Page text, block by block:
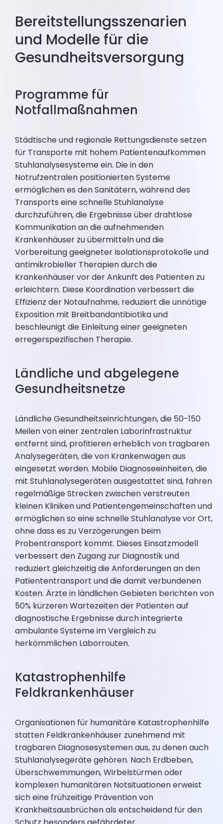
Bereitstellungsszenarien
und Modelle für die
Gesundheitsversorgung
Programme für
Notfallmaßnahmen
Städtische und regionale Rettungsdienste setzen
für Transporte mit hohem Patientenaufkommen
Stuhlanalysesysteme ein. Die in den
Notrufzentralen positionierten Systeme
ermöglichen es den Sanitätern, während des
Transports eine schnelle Stuhlanalyse
durchzuführen, die Ergebnisse über drahtlose
Kommunikation an die aufnehmenden
Krankenhäuser zu übermitteln und die
Vorbereitung geeigneter Isolationsprotokolle und
antimikrobieller Therapien durch die
Krankenhäuser vor der Ankunft des Patienten zu
erleichtern. Diese Koordination verbessert die
Effizienz der Notaufnahme, reduziert die unnötige
Exposition mit Breitbandantibiotika und
beschleunigt die Einleitung einer geeigneten
erregerspezifischen Therapie.
Ländliche und abgelegene
Gesundheitsnetze
Ländliche Gesundheitseinrichtungen, die 50-150
Meilen von einer zentralen Laborinfrastruktur
entfernt sind, profitieren erheblich von tragbaren
Analysegeräten, die von Krankenwagen aus
eingesetzt werden. Mobile Diagnoseeinheiten, die
mit Stuhlanalysegeräten ausgestattet sind, fahren
regelmäßige Strecken zwischen verstreuten
kleinen Kliniken und Patientengemeinschaften und
ermöglichen so eine schnelle Stuhlanalyse vor Ort,
ohne dass es zu Verzögerungen beim
Probentransport kommt. Dieses Einsatzmodell
verbessert den Zugang zur Diagnostik und
reduziert gleichzeitig die Anforderungen an den
Patiententransport und die damit verbundenen
Kosten. Ärzte in ländlichen Gebieten berichten von
50% kürzeren Wartezeiten der Patienten auf
diagnostische Ergebnisse durch integrierte
ambulante Systeme im Vergleich zu
herkömmlichen Laborrouten.
Katastrophenhilfe
Feldkrankenhäuser
Organisationen für humanitäre Katastrophenhilfe
statten Feldkrankenhäuser zunehmend mit
tragbaren Diagnosesystemen aus, zu denen auch
Stuhlanalysegeräte gehören. Nach Erdbeben,
Überschwemmungen, Wirbelstürmen oder
komplexen humanitären Notsituationen erweist
sich eine frühzeitige Prävention von
Krankheitsausbrüchen als entscheidend für den